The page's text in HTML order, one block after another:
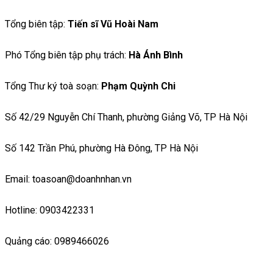
Tổng biên tập: Tiến sĩ Vũ Hoài Nam
Phó Tổng biên tập phụ trách: Hà Ánh Bình
Tổng Thư ký toà soạn: Phạm Quỳnh Chi
Số 42/29 Nguyễn Chí Thanh, phường Giảng Võ, TP Hà Nội
Số 142 Trần Phú, phường Hà Đông, TP Hà Nội
Email: toasoan@doanhnhan.vn
Hotline: 0903422331
Quảng cáo: 0989466026